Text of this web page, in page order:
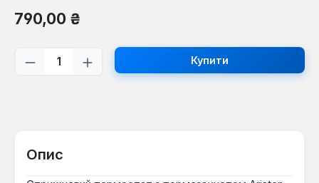
Звичайна ціна:
790,00 ₴
Кількість товару: Введіть потрібну
Купити
Опис